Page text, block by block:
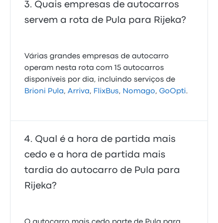
Quais empresas de autocarros
servem a rota de Pula para Rijeka?
Várias grandes empresas de autocarro
operam nesta rota com 15 autocarros
disponíveis por dia, incluindo serviços de
Brioni Pula,Arriva, FlixBus, Nomago,GoOpti.
Qual é a hora de partida mais
cedo e a hora de partida mais
tardia do autocarro de Pula para
Rijeka?